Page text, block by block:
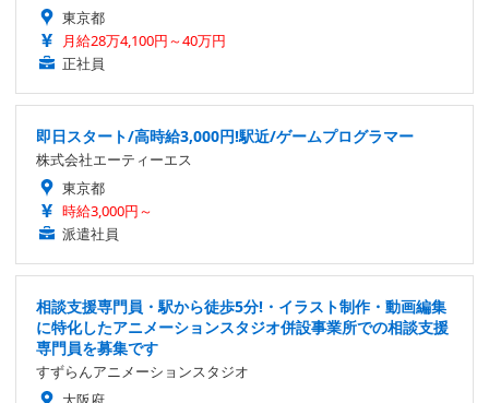
東京都
月給28万4,100円～40万円
正社員
即日スタート/高時給3,000円!駅近/ゲームプログラマー
株式会社エーティーエス
東京都
時給3,000円～
派遣社員
相談支援専門員・駅から徒歩5分!・イラスト制作・動画編集
に特化したアニメーションスタジオ併設事業所での相談支援
専門員を募集です
すずらんアニメーションスタジオ